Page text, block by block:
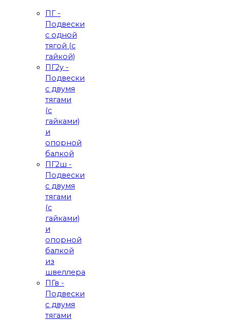
ПГ -
Подвески
с одной
тягой (с
гайкой)
ПГ2у -
Подвески
с двумя
тягами
(с
гайками)
и
опорной
балкой
ПГ2ш -
Подвески
с двумя
тягами
(с
гайками)
и
опорной
балкой
из
швеллера
ПГв -
Подвески
с двумя
тягами